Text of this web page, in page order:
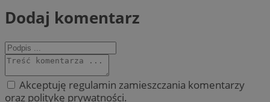
Dodaj komentarz
Akceptuję regulamin zamieszczania komentarzy
oraz politykę prywatności.